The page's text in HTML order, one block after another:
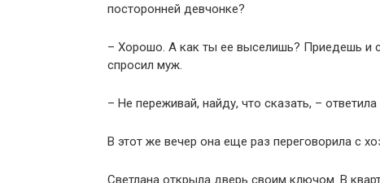
посторонней девчонке?
– Хорошо. А как ты ее выселишь? Приедешь и
спросил муж.
– Не переживай, найду, что сказать, – ответила
В этот же вечер она еще раз переговорила с
Светлана открыла дверь своим ключом. В